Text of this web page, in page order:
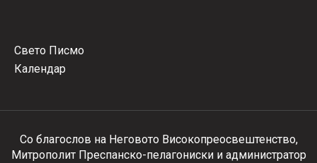
Свето Писмо
Календар
Со благослов на Неговото Високопреосвештенство,
Митрополит Преспанско-пелагониски и администратор